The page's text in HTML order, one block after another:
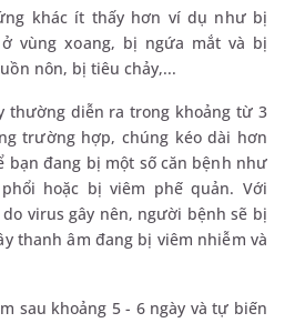
khác ít thấy hơn ví dụ như bị
vùng xoang, bị ngứa mắt và bị
nôn, bị tiêu chảy,...
thường diễn ra trong khoảng từ 3
trường hợp, chúng kéo dài hơn
bạn đang bị một số căn bệnh như
hoặc bị viêm phế quản. Với
virus gây nên, người bệnh sẽ bị
thanh âm đang bị viêm nhiễm và
sau khoảng 5 - 6 ngày và tự biến